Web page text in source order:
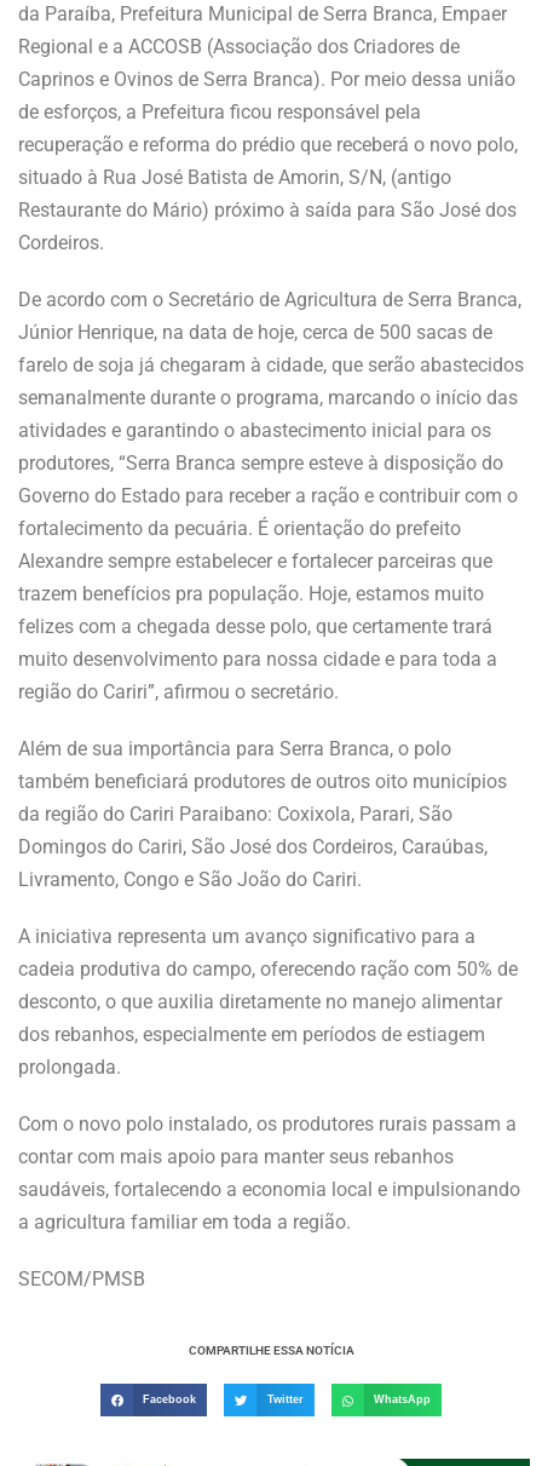
da Paraíba, Prefeitura Municipal de Serra Branca, Empaer
Regional e a ACCOSB (Associação dos Criadores de
Caprinos e Ovinos de Serra Branca). Por meio dessa união
de esforços, a Prefeitura ficou responsável pela
recuperação e reforma do prédio que receberá o novo polo,
situado à Rua José Batista de Amorin, S/N, (antigo
Restaurante do Mário) próximo à saída para São José dos
Cordeiros.
De acordo com o Secretário de Agricultura de Serra Branca,
Júnior Henrique, na data de hoje, cerca de 500 sacas de
farelo de soja já chegaram à cidade, que serão abastecidos
semanalmente durante o programa, marcando o início das
atividades e garantindo o abastecimento inicial para os
produtores, “Serra Branca sempre esteve à disposição do
Governo do Estado para receber a ração e contribuir com o
fortalecimento da pecuária. É orientação do prefeito
Alexandre sempre estabelecer e fortalecer parceiras que
trazem benefícios pra população. Hoje, estamos muito
felizes com a chegada desse polo, que certamente trará
muito desenvolvimento para nossa cidade e para toda a
região do Cariri”, afirmou o secretário.
Além de sua importância para Serra Branca, o polo
também beneficiará produtores de outros oito municípios
da região do Cariri Paraibano: Coxixola, Parari, São
Domingos do Cariri, São José dos Cordeiros, Caraúbas,
Livramento, Congo e São João do Cariri.
A iniciativa representa um avanço significativo para a
cadeia produtiva do campo, oferecendo ração com 50% de
desconto, o que auxilia diretamente no manejo alimentar
dos rebanhos, especialmente em períodos de estiagem
prolongada.
Com o novo polo instalado, os produtores rurais passam a
contar com mais apoio para manter seus rebanhos
saudáveis, fortalecendo a economia local e impulsionando
a agricultura familiar em toda a região.
SECOM/PMSB
COMPARTILHE ESSA NOTÍCIA
Facebook Twitter WhatsApp